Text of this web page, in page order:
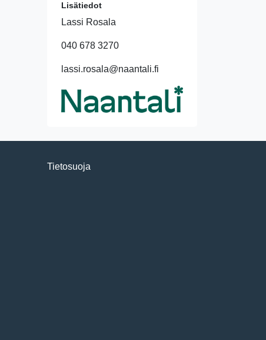
Lisätiedot
Lassi Rosala
040 678 3270
lassi.rosala@naantali.fi
Tietosuoja